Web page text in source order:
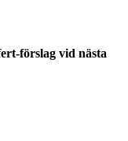
förslag vid nästa